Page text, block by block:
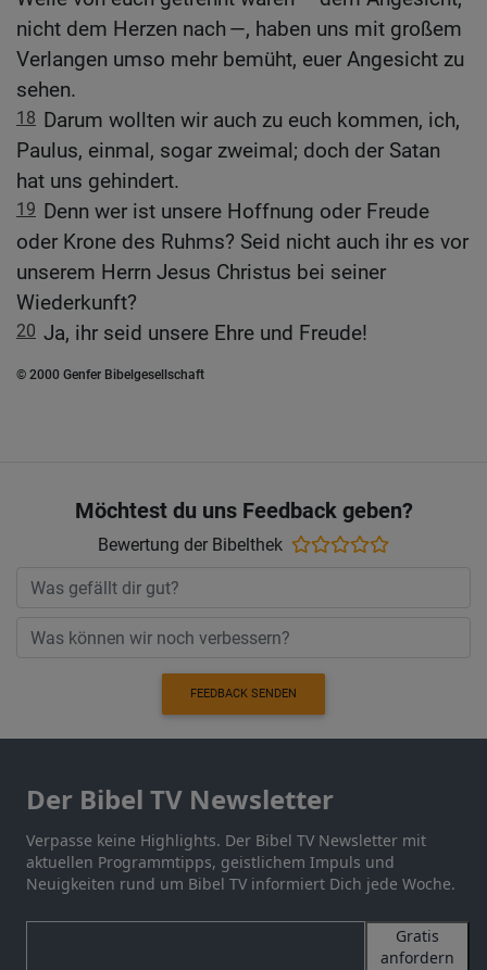
nicht dem Herzen nach —, haben uns mit großem
Verlangen umso mehr bemüht, euer Angesicht zu
sehen.
18 Darum wollten wir auch zu euch kommen, ich,
Paulus, einmal, sogar zweimal; doch der Satan
hat uns gehindert.
19 Denn wer ist unsere Hoffnung oder Freude
oder Krone des Ruhms? Seid nicht auch ihr es vor
unserem Herrn Jesus Christus bei seiner
Wiederkunft?
20 Ja, ihr seid unsere Ehre und Freude!
© 2000 Genfer Bibelgesellschaft
Möchtest du uns Feedback geben?
Bewertung der Bibelthek
FEEDBACK SENDEN
Der Bibel TV Newsletter
Verpasse keine Highlights. Der Bibel TV Newsletter mit
aktuellen Programmtipps, geistlichem Impuls und
Neuigkeiten rund um Bibel TV informiert Dich jede Woche.
Gratis
anfordern